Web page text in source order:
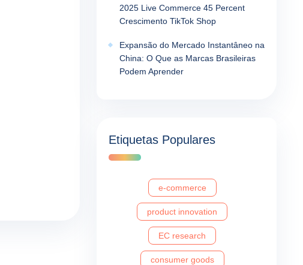
2025 Live Commerce 45 Percent
Crescimento TikTok Shop
Expansão do Mercado Instantâneo na
China: O Que as Marcas Brasileiras
Podem Aprender
Etiquetas Populares
e-commerce
product innovation
EC research
consumer goods